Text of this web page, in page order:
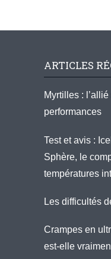
ARTICLES
Myrtilles :
performances
Test et avis :
Sphère, le
températures
Les difficultés
Crampes en
est-elle